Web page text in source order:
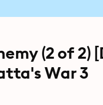
(2 of 2)
War 3